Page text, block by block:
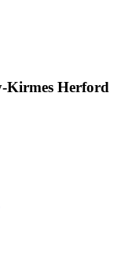
Kirmes Herford